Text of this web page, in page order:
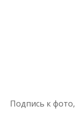
Подпись к фото,